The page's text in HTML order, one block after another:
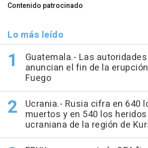
Contenido patrocinado
Lo más leído
Guatemala.- Las
anuncian el fin de la
Fuego
Ucrania.- Rusia cifra en 640
muertos y en 540 los
ucraniana de la región de